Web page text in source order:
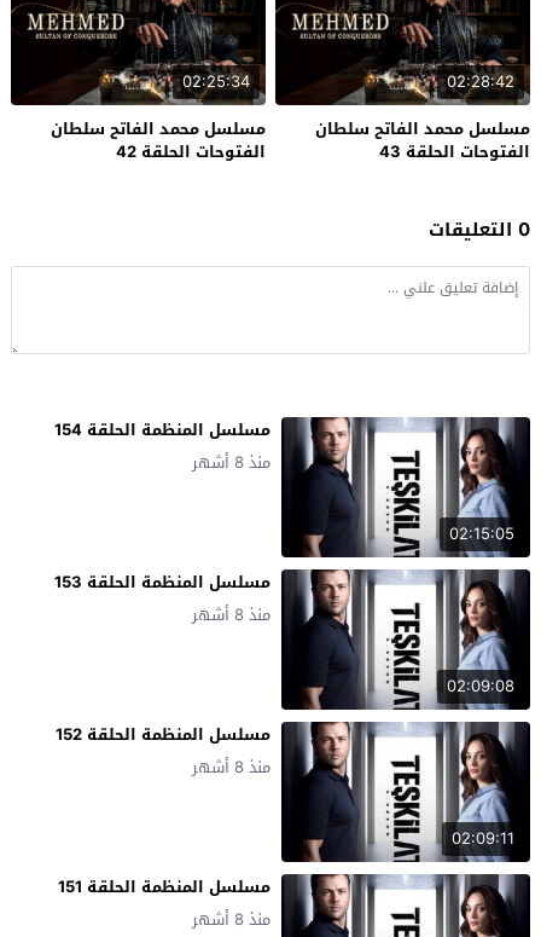
02:28:42
مسلسل محمد الفاتح سلطان
الفتوحات الحلقة 43
02:25:34
مسلسل محمد الفاتح سلطان
الفتوحات الحلقة 42
0 التعليقات
02:15:05
مسلسل المنظمة الحلقة 154
منذ 8 أشهر
02:09:08
مسلسل المنظمة الحلقة 153
منذ 8 أشهر
02:09:11
مسلسل المنظمة الحلقة 152
منذ 8 أشهر
مسلسل المنظمة الحلقة 151
منذ 8 أشهر